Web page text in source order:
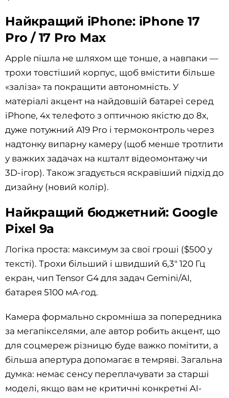
Найкращий iPhone: iPhone 17
Pro / 17 Pro Max
Apple пішла не шляхом ще тонше, а навпаки —
трохи товстіший корпус, щоб вмістити більше
«заліза» та покращити автономність. У
матеріалі акцент на найдовшій батареї серед
iPhone, 4x телефото з оптичною якістю до 8x,
дуже потужний A19 Pro і термоконтроль через
надтонку випарну камеру (щоб менше тротлити
у важких задачах на кшталт відеомонтажу чи
3D-ігор). Також згадується яскравіший підхід до
дизайну (новий колір).
Найкращий бюджетний: Google
Pixel 9a
Логіка проста: максимум за свої гроші ($500 у
тексті). Трохи більший і швидший 6,3" 120 Гц
екран, чип Tensor G4 для задач Gemini/AI,
батарея 5100 мА·год.
Камера формально скромніша за попередника
за мегапікселями, але автор робить акцент, що
для соцмереж різницю буде важко помітити, а
більша апертура допомагає в темряві. Загальна
думка: немає сенсу переплачувати за старші
моделі, якщо вам не критичні конкретні AI-